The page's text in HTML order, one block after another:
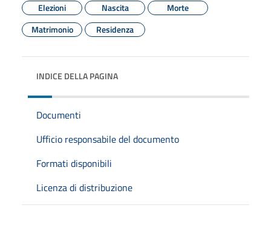
Elezioni
Nascita
Morte
Matrimonio
Residenza
INDICE DELLA PAGINA
Documenti
Ufficio responsabile del documento
Formati disponibili
Licenza di distribuzione